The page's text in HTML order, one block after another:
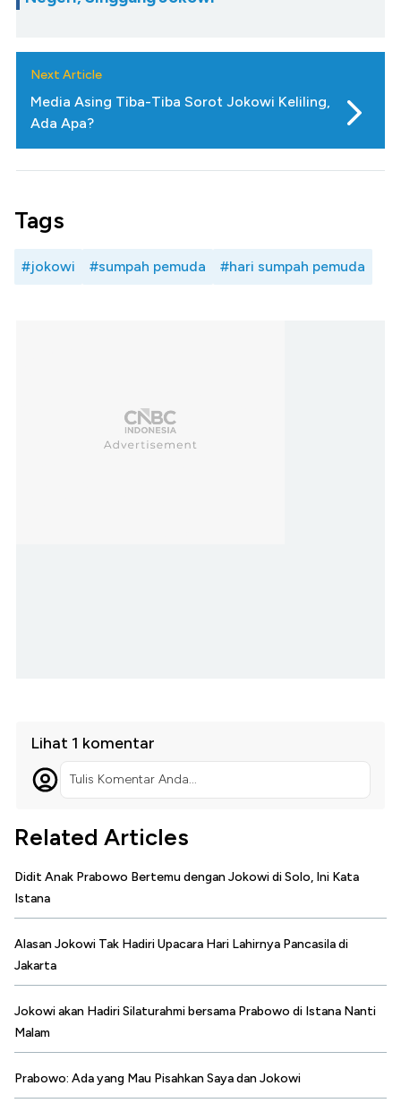
Next Article
Media Asing Tiba-Tiba Sorot Jokowi Keliling,
Ada Apa?
Tags
#jokowi #sumpah pemuda #hari sumpah pemuda
Lihat 1 komentar
Tulis Komentar Anda...
Related Articles
Didit Anak Prabowo Bertemu dengan Jokowi di Solo, Ini Kata
Istana
Alasan Jokowi Tak Hadiri Upacara Hari Lahirnya Pancasila di
Jakarta
Jokowi akan Hadiri Silaturahmi bersama Prabowo di Istana Nanti
Malam
Prabowo: Ada yang Mau Pisahkan Saya dan Jokowi